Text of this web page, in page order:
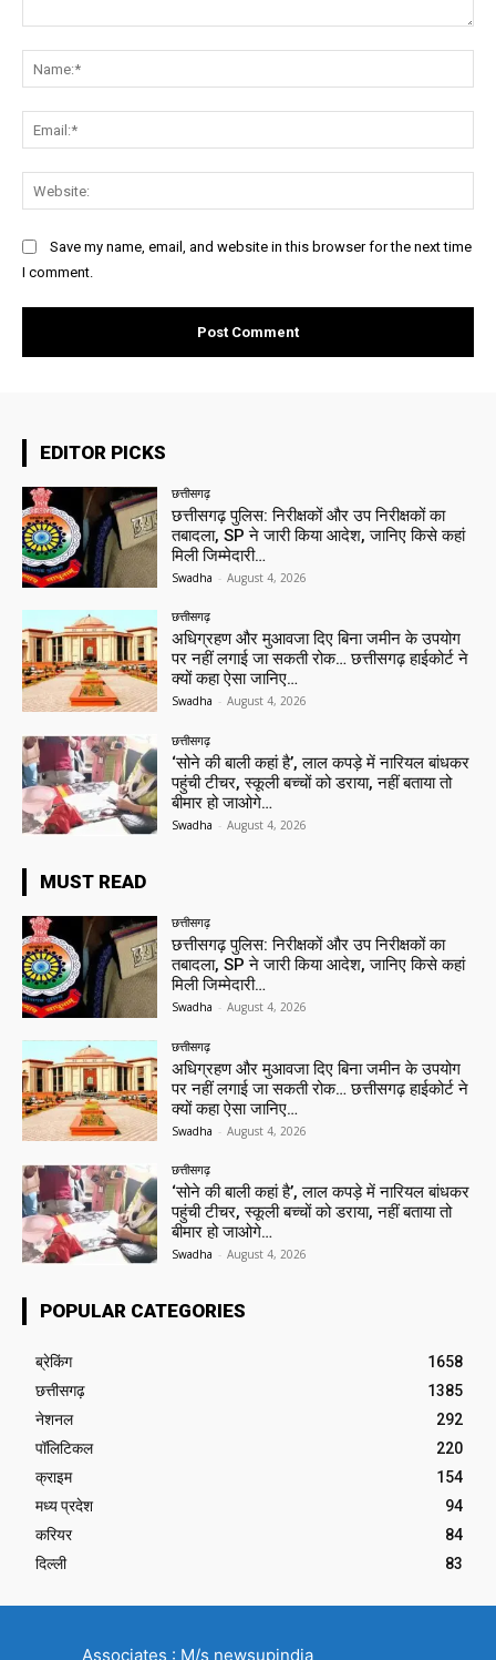
Save my name, email, and website in this browser for the next time
I comment.
EDITOR PICKS
छत्तीसगढ़
छत्तीसगढ़ पुलिस: निरीक्षकों और उप निरीक्षकों का
तबादला, SP ने जारी किया आदेश, जानिए किसे कहां
मिली जिम्मेदारी…
Swadha - August 4, 2026
छत्तीसगढ़
अधिग्रहण और मुआवजा दिए बिना जमीन के उपयोग
पर नहीं लगाई जा सकती रोक… छत्तीसगढ़ हाईकोर्ट ने
क्यों कहा ऐसा जानिए…
Swadha - August 4, 2026
छत्तीसगढ़
‘सोने की बाली कहां है’, लाल कपड़े में नारियल बांधकर
पहुंची टीचर, स्कूली बच्चों को डराया, नहीं बताया तो
बीमार हो जाओगे…
Swadha - August 4, 2026
MUST READ
छत्तीसगढ़
छत्तीसगढ़ पुलिस: निरीक्षकों और उप निरीक्षकों का
तबादला, SP ने जारी किया आदेश, जानिए किसे कहां
मिली जिम्मेदारी…
Swadha - August 4, 2026
छत्तीसगढ़
अधिग्रहण और मुआवजा दिए बिना जमीन के उपयोग
पर नहीं लगाई जा सकती रोक… छत्तीसगढ़ हाईकोर्ट ने
क्यों कहा ऐसा जानिए…
Swadha - August 4, 2026
छत्तीसगढ़
‘सोने की बाली कहां है’, लाल कपड़े में नारियल बांधकर
पहुंची टीचर, स्कूली बच्चों को डराया, नहीं बताया तो
बीमार हो जाओगे…
Swadha - August 4, 2026
POPULAR CATEGORIES
ब्रेकिंग
1658
छत्तीसगढ़
1385
नेशनल
292
पॉलिटिकल
220
क्राइम
154
मध्य प्रदेश
94
करियर
84
दिल्ली
83
Associates : M/s newsupindia